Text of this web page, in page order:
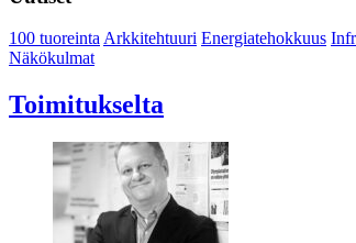
100 tuoreintaArkkitehtuuri Energiatehokkuus
Näkökulmat
Toimitukselta